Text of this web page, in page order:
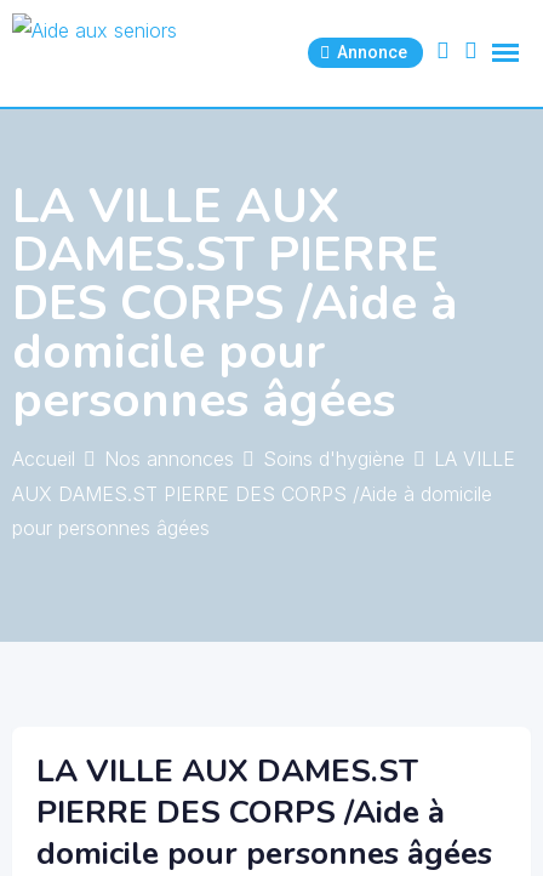
Skip
Annonce
LA VILLE AUX
DAMES.ST PIERRE
DES CORPS /Aide à
domicile pour
personnes âgées
Accueil Nos annonces Soins d'hygiène
LA VILLE
AUX DAMES.ST PIERRE DES CORPS /Aide à domicile
pour personnes âgées
LA VILLE AUX DAMES.ST
PIERRE DES CORPS /Aide à
domicile pour personnes âgées